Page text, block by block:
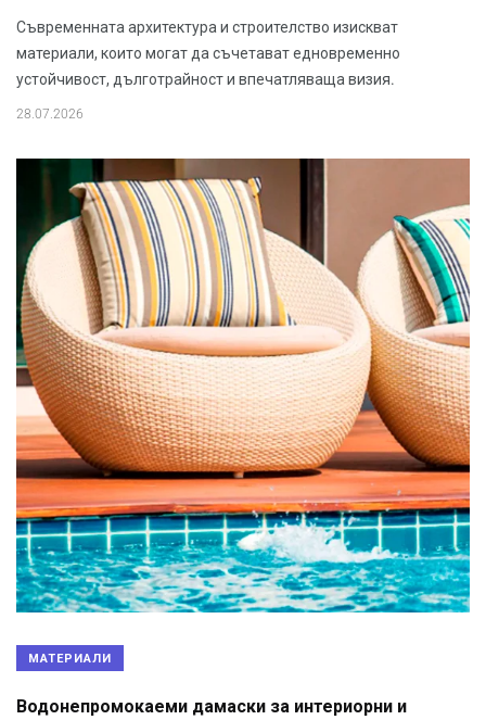
Съвременната архитектура и строителство изискват
материали, които могат да съчетават едновременно
устойчивост, дълготрайност и впечатляваща визия.
28.07.2026
МАТЕРИАЛИ
Водонепромокаеми дамаски за интериорни и